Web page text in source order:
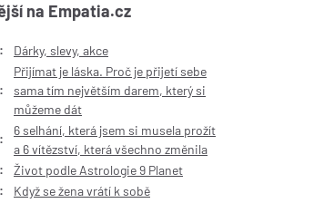
na Empatia.cz
Dárky, slevy, akce
Přijímat je láska. Proč je přijetí sebe
sama tím největším darem, který si
můžeme dát
6 selhání, která jsem si musela prožít
a 6 vítězství, která všechno změnila
Život podle Astrologie 9 Planet
Když se žena vrátí k sobě